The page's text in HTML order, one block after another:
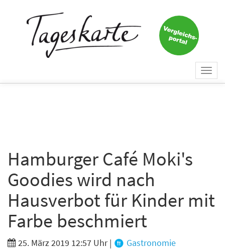
Hamburger Café Moki's
Goodies wird nach
Hausverbot für Kinder mit
Farbe beschmiert
25. März 2019 12:57 Uhr| Gastronomie
Keine Nachricht mehr
verpassen!
E-Mail *
Branche